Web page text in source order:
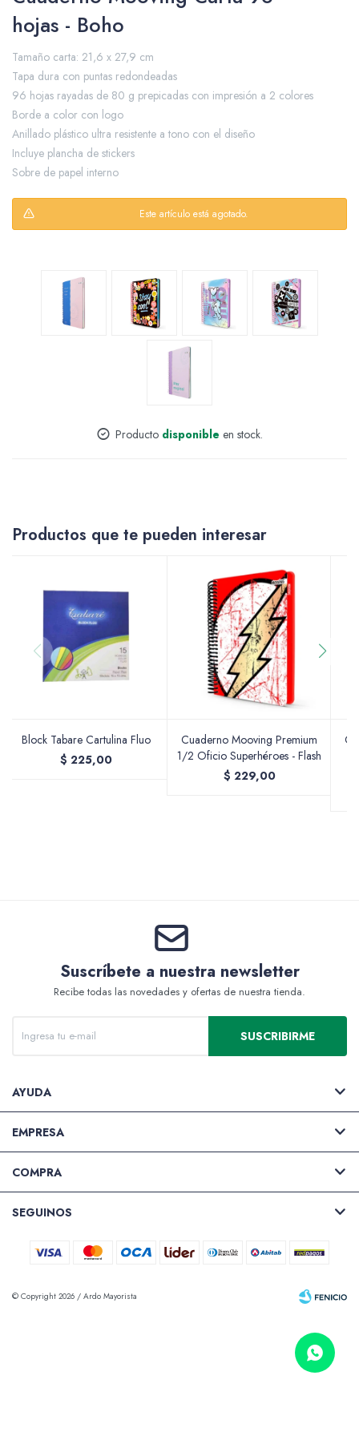
hojas - Boho
Tamaño carta: 21,6 x 27,9 cm
Tapa dura con puntas redondeadas
96 hojas rayadas de 80 g prepicadas con impresión a 2 colores
Borde a color con logo
Anillado plástico ultra resistente a tono con el diseño
Incluye plancha de stickers
Sobre de papel interno
Este artículo está agotado.
Producto disponible en stock.
Productos que te pueden interesar
Block Tabare Cartulina Fluo
$ 225,00
Cuaderno Mooving Premium
1/2 Oficio Superhéroes - Flash
$ 229,00
Suscríbete a nuestra newsletter
Recibe todas las novedades y ofertas de nuestra tienda.
SUSCRIBIRME
AYUDA
EMPRESA
COMPRA
SEGUINOS
© Copyright 2026 / Ardo Mayorista
Packing y Regalaría
Maquillaje
Cotillón y Sorpresitas
Perfumería
Accesorios
Pinturas
Soportes Artísticos